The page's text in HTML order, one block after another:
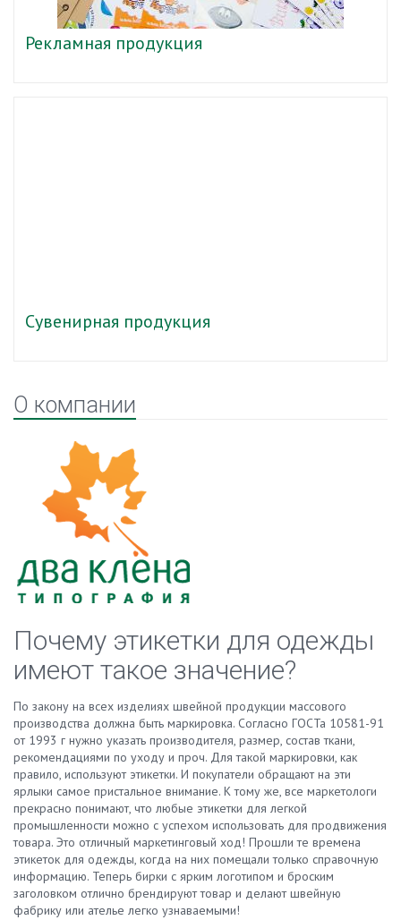
Рекламная продукция
Сувенирная продукция
О компании
Почему этикетки для одежды
имеют такое значение?
По закону на всех изделиях швейной продукции массового
производства должна быть маркировка. Согласно ГОСТа 10581-91
от 1993 г нужно указать производителя, размер, состав ткани,
рекомендациями по уходу и проч. Для такой маркировки, как
правило, используют этикетки. И покупатели обращают на эти
ярлыки самое пристальное внимание. К тому же, все маркетологи
прекрасно понимают, что любые этикетки для легкой
промышленности можно с успехом использовать для продвижения
товара. Это отличный маркетинговый ход! Прошли те времена
этикеток для одежды, когда на них помещали только справочную
информацию. Теперь бирки с ярким логотипом и броским
заголовком отлично брендируют товар и делают швейную
фабрику или ателье легко узнаваемыми!